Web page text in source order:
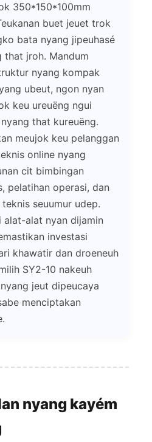
350*150*100mm
buet jeuet trok
bata nyang jipeuhasé
that jroh. Mandum
nyang kompak
ubeut, ngon nyan
keu ureuëng ngui
that kureuëng.
meujok keu pelanggan
online nyang
cit bimbingan
pelatihan operasi, dan
seuumur udep.
alat-alat nyan dijamin
investasi
khawatir dan droeneuh
SY2-10 nakeuh
jeut dipeucaya
menciptakan
nyang kayém